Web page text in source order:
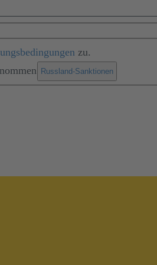
zu.
Russland-Sanktionen